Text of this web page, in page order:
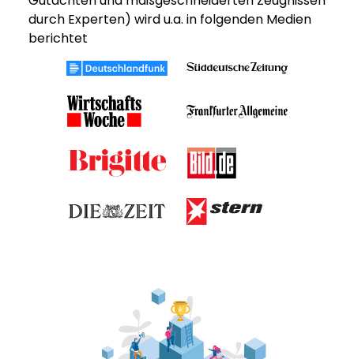
durch Experten) wird u.a. in folgenden Medien
berichtet